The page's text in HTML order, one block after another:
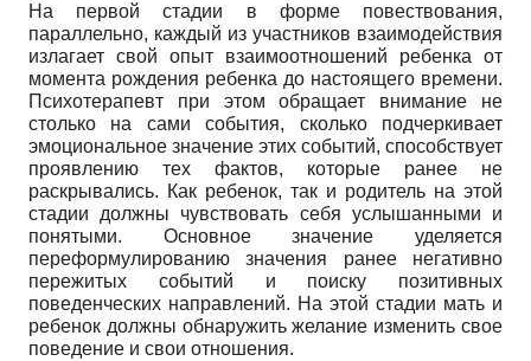
На первой стадии в форме повествования,
параллельно, каждый из участников взаимодействия
излагает свой опыт взаимоотношений ребенка от
момента рождения ребенка до настоящего времени.
Психотерапевт при этом обращает внимание не
столько на сами события, сколько подчеркивает
эмоциональное значение этих событий, способствует
проявлению тех фактов, которые ранее не
раскрывались. Как ребенок, так и родитель на этой
стадии должны чувствовать себя услышанными и
понятыми. Основное значение уделяется
переформулированию значения ранее негативно
пережитых событий и поиску позитивных
поведенческих направлений. На этой стадии мать и
ребенок должны обнаружить желание изменить свое
поведение и свои отношения.